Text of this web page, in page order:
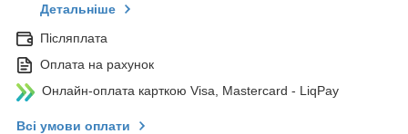
Детальніше
Післяплата
Оплата на рахунок
Онлайн-оплата карткою Visa, Mastercard - LiqPay
Всі умови оплати